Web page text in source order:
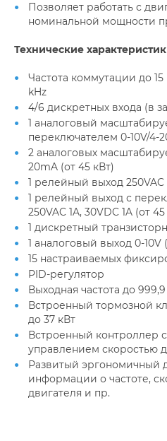
Позволяет работать с
номинальной мощности
Технические
Частота коммутации до
kHz
4/6 дискретных входа (в
1 аналоговый
переключателем 0-10V/4-
2 аналоговых
20mA (от 45 кВт)
1 релейный выход 250VAC
1 релейный выход с
250VAC 1A, 30VDC 1A (от
1 дискретный
1 аналоговый выход 0-10V
15 настраиваемых
PID-регулятор
Выходная частота до
Встроенный тормозной
до 37 кВт
Встроенный контроллер
управлением скоростью
Развитый эргономичный
информации о частоте,
двигателя и пр.